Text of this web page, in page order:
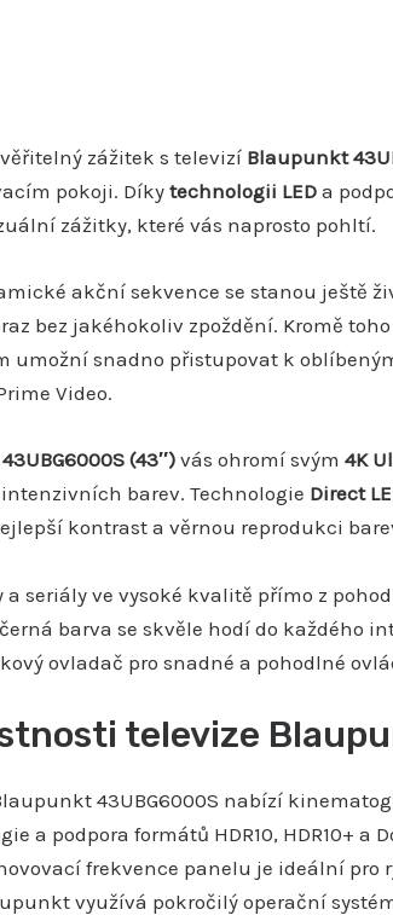
zážitek s televizí Blaupunkt
pokoji. Díkytechnologii LED a
zážitky, které vás naprosto pohltí.
akční sekvence se stanou ještě
bez jakéhokoliv zpoždění. Kromě
umožní snadno přistupovat k
Video.
(43″) vás ohromí svým 4K
barev. Technologie Direct
kontrast a věrnou reprodukci
seriály ve vysoké kvalitě přímo z
barva se skvěle hodí do každého
ovladač pro snadné a pohodlné
televize
43UBG6000S nabízí
a podpora formátů HDR10, HDR10+
frekvence panelu je ideální pro
využívá pokročilý operační systém